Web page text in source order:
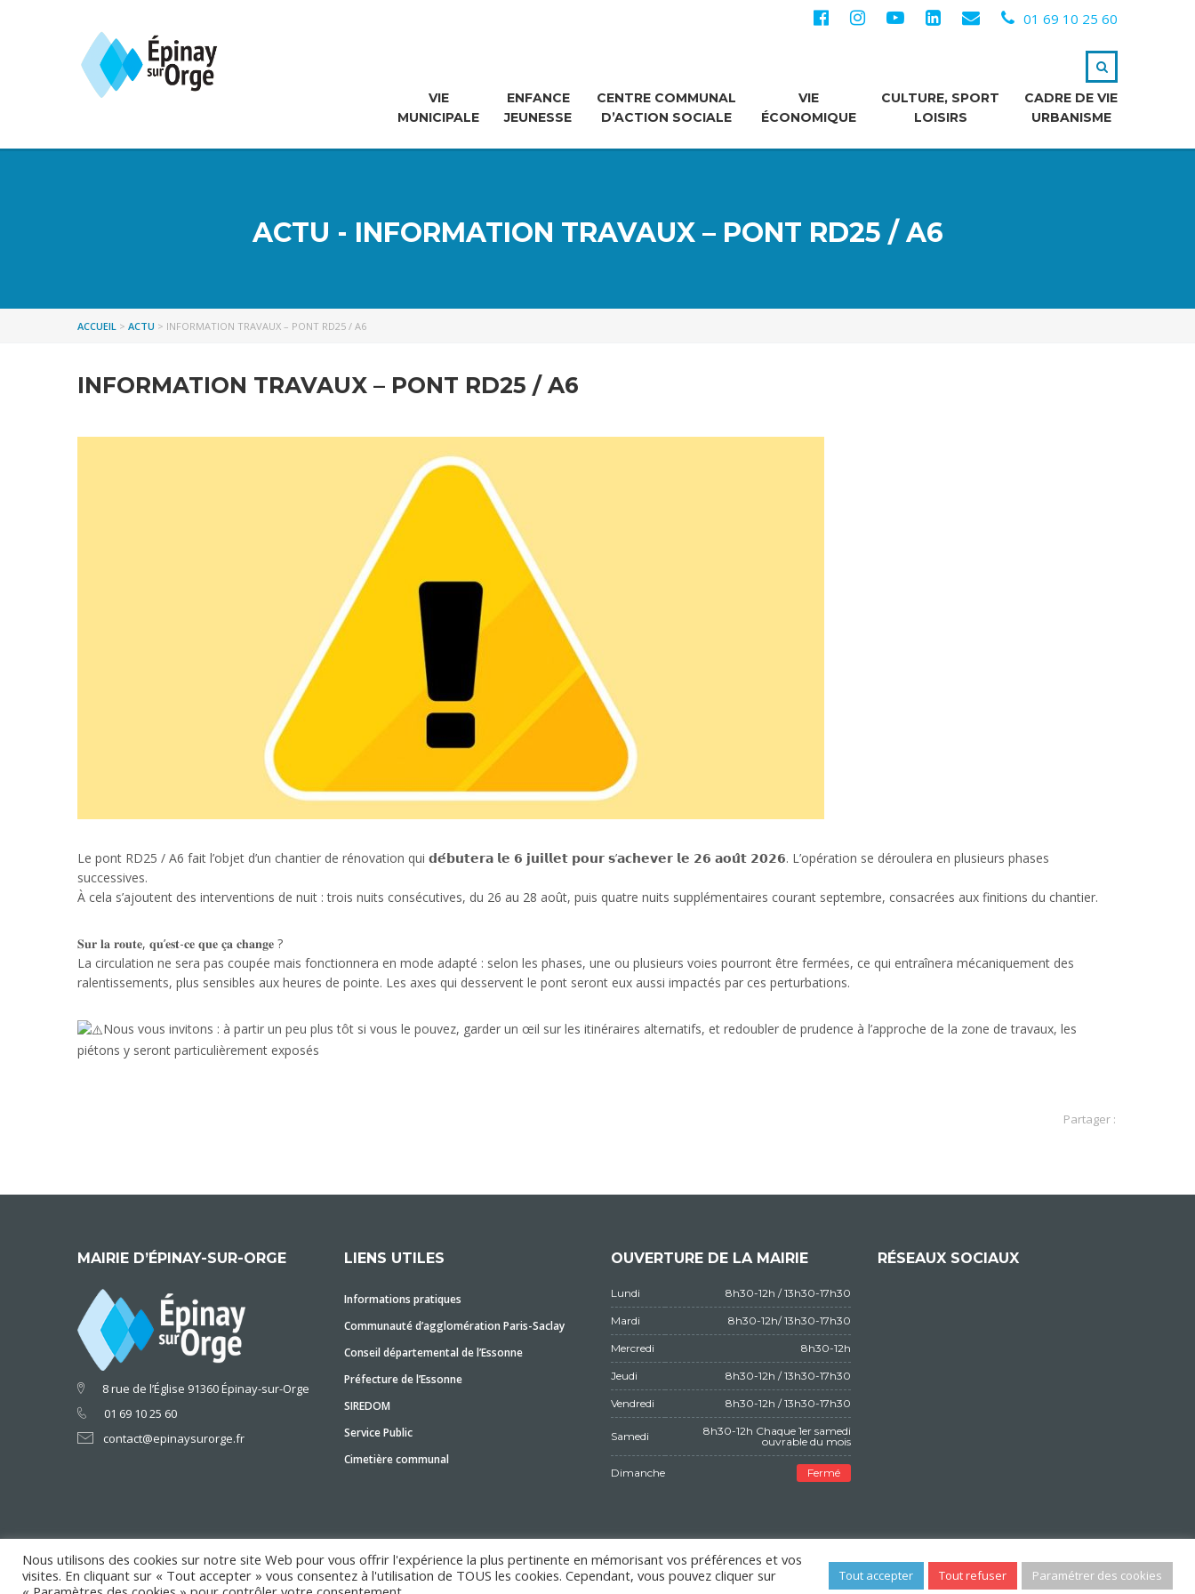
01 69 10 25 60
VIE
MUNICIPALE
ENFANCE
JEUNESSE
CENTRE COMMUNAL
D’ACTION SOCIALE
VIE
ÉCONOMIQUE
CULTURE, SPORT
LOISIRS
CADRE DE VIE
URBANISME
ACTU - INFORMATION TRAVAUX – PONT RD25 / A6
ACCUEIL > ACTU > INFORMATION TRAVAUX – PONT RD25 / A6
INFORMATION TRAVAUX – PONT RD25 / A6
Le pont RD25 / A6 fait l’objet d’un chantier de rénovation qui 𝗱𝗲́𝗯𝘂𝘁𝗲𝗿𝗮 𝗹𝗲 𝟲 𝗷𝘂𝗶𝗹𝗹𝗲𝘁 𝗽𝗼𝘂𝗿 𝘀’𝗮𝗰𝗵𝗲𝘃𝗲𝗿 𝗹𝗲 𝟮𝟲 𝗮𝗼𝘂̂𝘁 𝟮𝟬𝟮𝟲. L’opération se déroulera en plusieurs phases
successives.
À cela s’ajoutent des interventions de nuit : trois nuits consécutives, du 26 au 28 août, puis quatre nuits supplémentaires courant septembre, consacrées aux finitions du chantier.
𝐒𝐮𝐫 𝐥𝐚 𝐫𝐨𝐮𝐭𝐞, 𝐪𝐮’𝐞𝐬𝐭-𝐜𝐞 𝐪𝐮𝐞 𝐜̧𝐚 𝐜𝐡𝐚𝐧𝐠𝐞 ?
La circulation ne sera pas coupée mais fonctionnera en mode adapté : selon les phases, une ou plusieurs voies pourront être fermées, ce qui entraînera mécaniquement des
ralentissements, plus sensibles aux heures de pointe. Les axes qui desservent le pont seront eux aussi impactés par ces perturbations.
Nous vous invitons : à partir un peu plus tôt si vous le pouvez, garder un œil sur les itinéraires alternatifs, et redoubler de prudence à l’approche de la zone de travaux, les
piétons y seront particulièrement exposés
Partager :
MAIRIE D’ÉPINAY-SUR-ORGE
8 rue de l’Église 91360 Épinay-sur-Orge
01 69 10 25 60
contact@epinaysurorge.fr
LIENS UTILES
Informations pratiques
Communauté d’agglomération Paris-Saclay
Conseil départemental de l’Essonne
Préfecture de l’Essonne
SIREDOM
Service Public
Cimetière communal
OUVERTURE DE LA MAIRIE
Lundi 8h30-12h / 13h30-17h30
Mardi 8h30-12h/ 13h30-17h30
Mercredi 8h30-12h
Jeudi 8h30-12h / 13h30-17h30
Vendredi 8h30-12h / 13h30-17h30
Samedi
8h30-12h Chaque 1er samedi
ouvrable du mois
Dimanche Fermé
RÉSEAUX SOCIAUX
Copyright © 2018 Mairie d'Épinay-sur-Orge MENTIONS LÉGALES POLITIQUES DE CONFIDENTIALITÉS CONTACT
Nous utilisons des cookies sur notre site Web pour vous offrir l'expérience la plus pertinente en mémorisant vos préférences et vos
visites. En cliquant sur « Tout accepter » vous consentez à l'utilisation de TOUS les cookies. Cependant, vous pouvez cliquer sur
Tout accepter Tout refuser Paramétrer des cookies